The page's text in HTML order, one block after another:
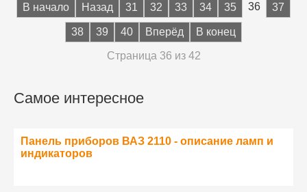
В начало Назад 31 32 33 34 35 36 37
38 39 40 Вперёд В конец
Страница 36 из 42
Самое интересное
Панель приборов ВАЗ 2110 - описание ламп и
индикаторов